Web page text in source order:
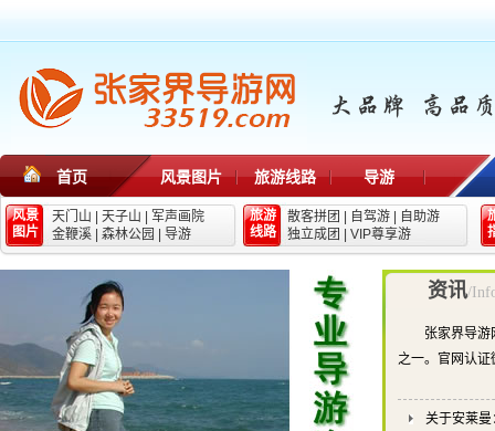
首页 风景图片 旅游线路 导游
风景
图片
天门山 天子山
军声画院
金鞭溪
森林公园 导游
旅游
线路
散客拼团 自驾游
自助游
独立成团
VIP尊享游
资讯/
张家界导
之一。官网认
关于安莱